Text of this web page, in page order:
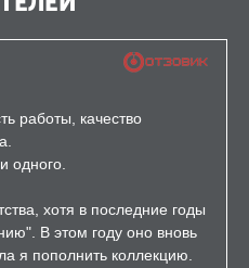
работы, качество
одного.
хотя в последние годы
В этом году оно вновь
я пополнить коллекцию.